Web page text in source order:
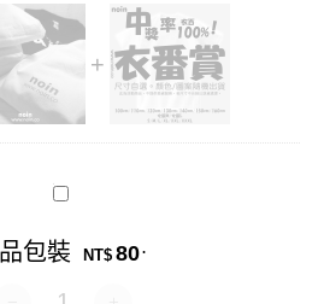
禮
裝
包裝 NT$ 80.
品包裝 數量